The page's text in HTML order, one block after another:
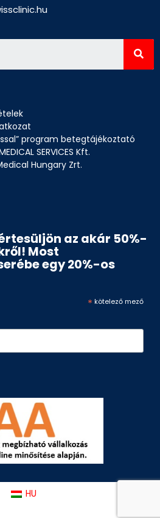
program betegtájékoztató
SERVICES Kft.
Hungary Zrt.
az akár 50%-
Most
egy 20%-os
* kötelező mező
HU